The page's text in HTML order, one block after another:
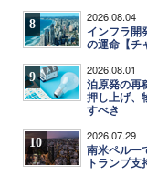
8 2026.08.04
インフラ開
の運命【チ
9 2026.08.01
泊原発の再
押し上げ、
すべき
10 2026.07.29
南米ペルー
トランプ